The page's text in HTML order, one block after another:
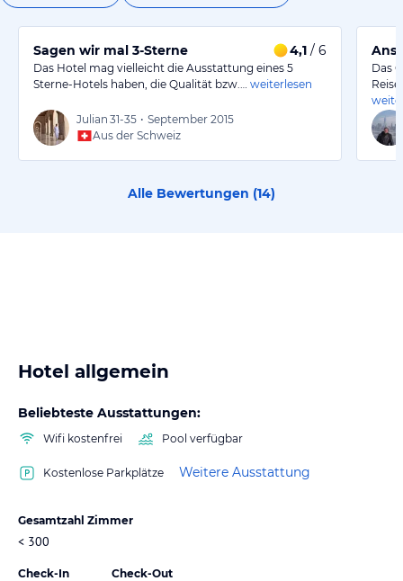
Sagen wir mal 3-Sterne 4,1 / 6
Das Hotel mag vielleicht die Ausstattung eines 5
Sterne-Hotels haben, die Qualität bzw.…
weiterlesen
Julian 31-35 • September 2015
Aus der Schweiz
Das
Alle Bewertungen (14)
Hotel allgemein
Beliebteste Ausstattungen:
Wifi kostenfrei Pool verfügbar
Kostenlose Parkplätze Weitere Ausstattung
Gesamtzahl Zimmer
< 300
Check-In Check-Out